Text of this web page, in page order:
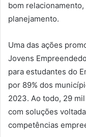
bom
planejamento.
Uma das ações
Jovens
para estudantes do
por 89% dos
2023. Ao todo, 29
com soluções
competências